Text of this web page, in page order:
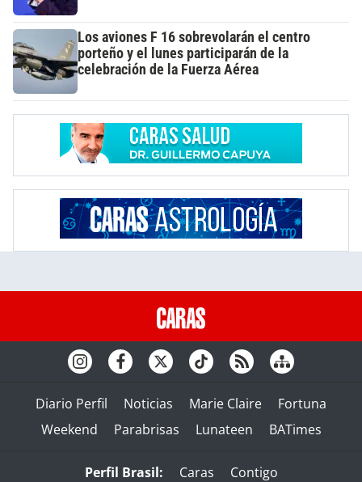
Los aviones F 16 sobrevolarán el centro
porteño y el lunes participarán de la
celebración de la Fuerza Aérea
Diario Perfil Noticias Marie Claire
Fortuna
Weekend
Parabrisas Lunateen BATimes
Perfil Brasil: Caras Contigo